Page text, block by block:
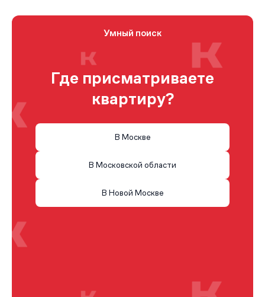
Умный поиск
Где присматриваете
квартиру?
В Москве
В Московской области
В Новой Москве